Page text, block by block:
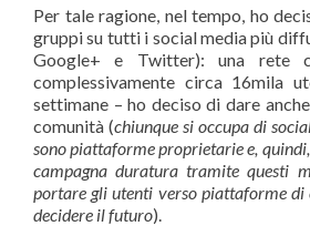
Per tale ragione, nel tempo, ho
gruppi su tutti i social media più
Google+ e Twitter): una rete
complessivamente circa 16mila
settimane – ho deciso di dare
comunità (chiunque si occupa di
sono piattaforme proprietarie e,
campagna duratura tramite questi
portare gli utenti verso piattaforme di
decidere il futuro).